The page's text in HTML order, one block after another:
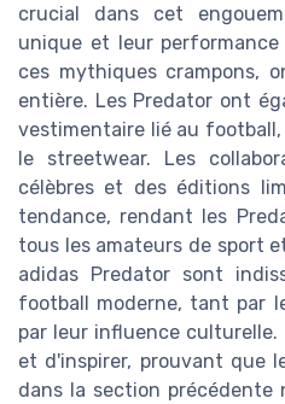
crucial dans cet
unique et leur
ces mythiques crampons,
entière. Les Predator ont
vestimentaire lié au
le streetwear. Les
célèbres et des éditions
tendance, rendant les
tous les amateurs de sport
adidas Predator sont
football moderne, tant par
par leur influence
et d'inspirer, prouvant que
dans la section